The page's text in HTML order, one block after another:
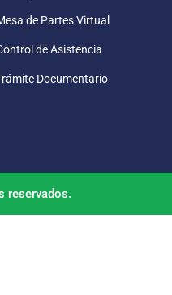
de Partes Virtual
de Asistencia
Documentario
reservados.